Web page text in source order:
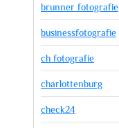
brunner fotografie
businessfotografie
ch fotografie
charlottenburg
check24